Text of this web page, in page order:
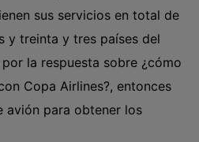
sus servicios en total de
y treinta y tres países del
la respuesta sobre ¿cómo
Copa Airlines?, entonces
avión para obtener los